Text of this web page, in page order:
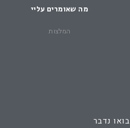
מה שאומרים עליי
המלצות
בואו נדבר